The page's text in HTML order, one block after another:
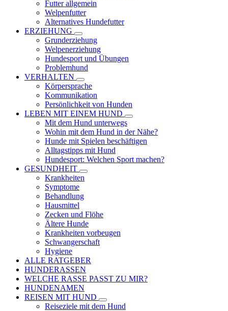
Futter allgemein
Welpenfutter
Alternatives Hundefutter
ERZIEHUNG
Grunderziehung
Welpenerziehung
Hundesport und Übungen
Problemhund
VERHALTEN
Körpersprache
Kommunikation
Persönlichkeit von Hunden
LEBEN MIT EINEM HUND
Mit dem Hund unterwegs
Wohin mit dem Hund in der Nähe?
Hunde mit Spielen beschäftigen
Alltagstipps mit Hund
Hundesport: Welchen Sport machen?
GESUNDHEIT
Krankheiten
Symptome
Behandlung
Hausmittel
Zecken und Flöhe
Ältere Hunde
Krankheiten vorbeugen
Schwangerschaft
Hygiene
ALLE RATGEBER
HUNDERASSEN
WELCHE RASSE PASST ZU MIR?
HUNDENAMEN
REISEN MIT HUND
Reiseziele mit dem Hund